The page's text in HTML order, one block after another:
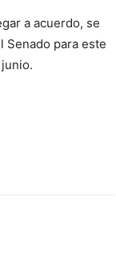
a acuerdo, se
Senado para este